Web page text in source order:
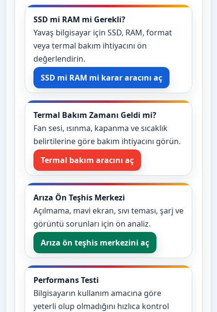
SSD mi RAM mi Gerekli?
Yavaş bilgisayar için SSD, RAM, format
veya termal bakım ihtiyacını ön
değerlendirin.
SSD mi RAM mi karar aracını aç
Termal Bakım Zamanı Geldi mi?
Fan sesi, ısınma, kapanma ve sıcaklık
belirtilerine göre bakım ihtiyacını görün.
Termal bakım aracını aç
Arıza Ön Teşhis Merkezi
Açılmama, mavi ekran, sıvı teması, şarj ve
görüntü sorunları için ön analiz.
Arıza ön teşhis merkezini aç
Performans Testi
Bilgisayarın kullanım amacına göre
yeterli olup olmadığını hızlıca kontrol